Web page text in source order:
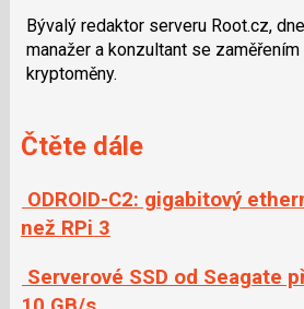
Bývalý redaktor serveru Root.cz,
manažer a konzultant se zaměřením
kryptoměny.
Čtěte dále
ODROID-C2: gigabitový
než RPi 3
Serverové SSD od Seagate